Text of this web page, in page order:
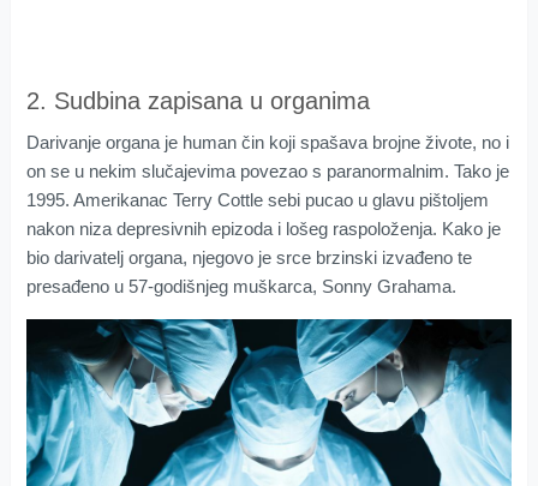
2. Sudbina zapisana u organima
Darivanje organa je human čin koji spašava brojne živote, no i
on se u nekim slučajevima povezao s paranormalnim. Tako je
1995. Amerikanac Terry Cottle sebi pucao u glavu pištoljem
nakon niza depresivnih epizoda i lošeg raspoloženja. Kako je
bio darivatelj organa, njegovo je srce brzinski izvađeno te
presađeno u 57-godišnjeg muškarca, Sonny Grahama.